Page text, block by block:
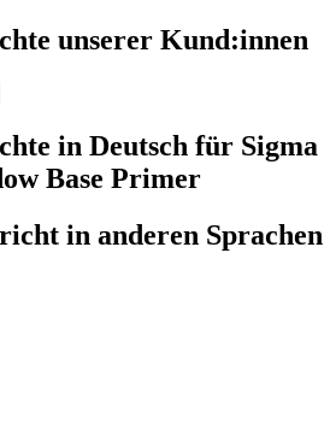
unserer Kund:innen
in Deutsch für Sigma
Base Primer
in anderen Sprachen